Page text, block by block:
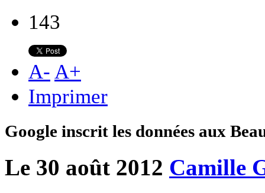
143
A- A+
Imprimer
Google inscrit les données aux
Le 30 août 2012 Camille